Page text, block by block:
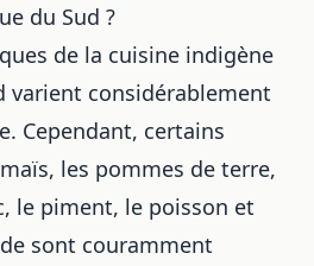
du Sud ?
de la cuisine indigène
varient considérablement
Cependant, certains
les pommes de terre,
le piment, le poisson et
sont couramment